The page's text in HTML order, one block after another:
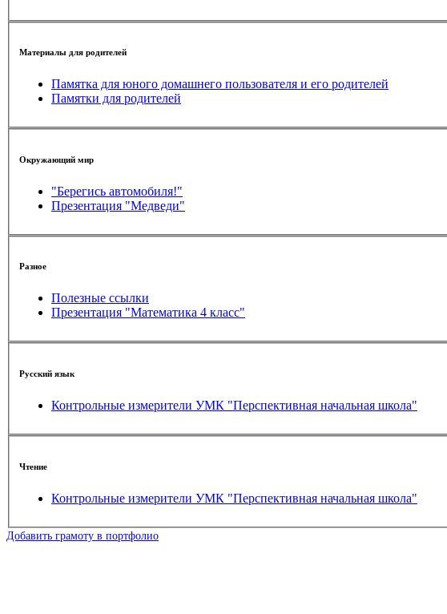
Материалы для родителей
Памятка для юного домашнего пользователя и его родителей
Памятки для родителей
Окружающий мир
"Берегись автомобиля!"
Презентация "Медведи"
Разное
Полезные ссылки
Презентация "Математика 4 класс"
Русский язык
Контрольные измерители УМК "Перспективная начальная школа"
Чтение
Контрольные измерители УМК "Перспективная начальная школа"
Добавить грамоту в портфолио